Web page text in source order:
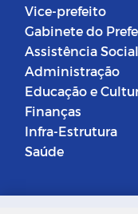
Vice-prefeito
Gabinete do
Assistência Social
Administração
Educação e
Finanças
Infra-Estrutura
Saúde